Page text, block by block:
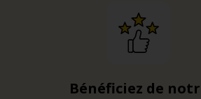
Bénéficiez de